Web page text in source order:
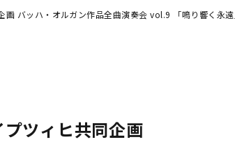
バッハ・オルガン作品全曲演奏会 vol.9 「鳴り響く永遠
ツィヒ共同企画